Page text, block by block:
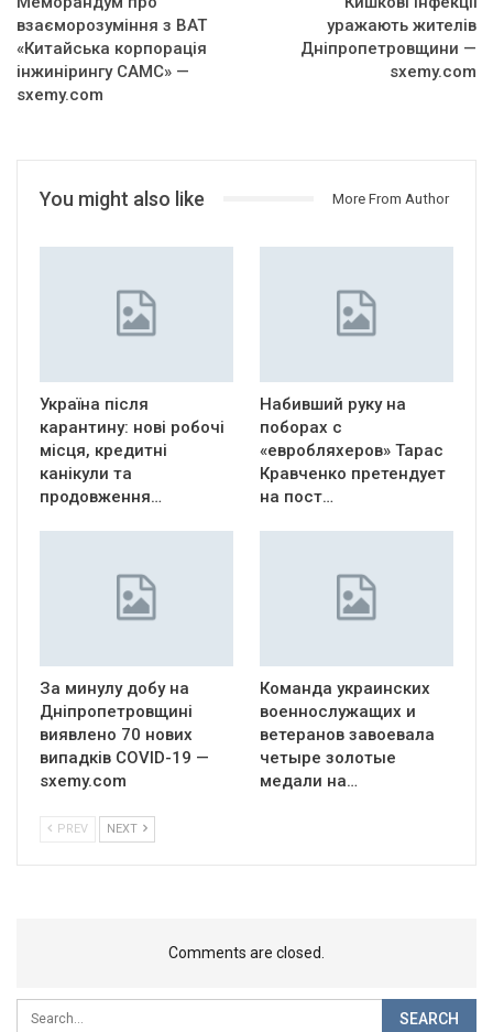
взаєморозуміння з ВАТ
«Китайська корпорація
інжинірингу САМС» —
sxemy.com
уражають жителів
Дніпропетровщини —
sxemy.com
You might also like More From Author
Україна після
карантину: нові робочі
місця, кредитні
канікули та
продовження…
Набивший руку на
поборах с
«евробляхеров» Тарас
Кравченко претендует
на пост…
За минулу добу на
Дніпропетровщині
виявлено 70 нових
випадків COVID-19 —
sxemy.com
Команда украинских
военнослужащих и
ветеранов завоевала
четыре золотые
медали на…
PREV NEXT
Comments are closed.